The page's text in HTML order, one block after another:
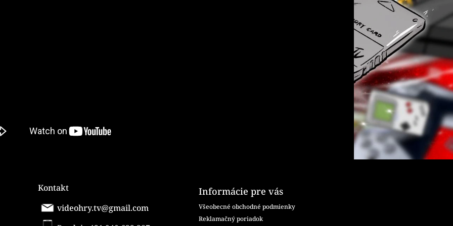
Kontakt
videohry.tv@gmail.com
Informácie pre vás
Všeobecné obchodné podmienky
Reklamačný poriadok